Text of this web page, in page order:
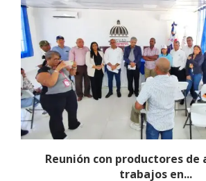
Reunión con productores de
trabajos en...